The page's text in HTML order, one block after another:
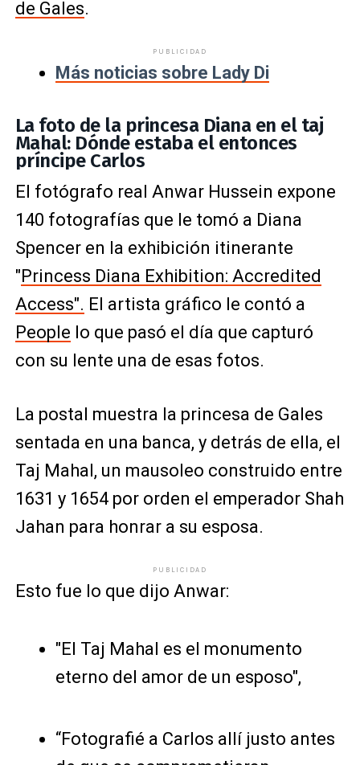
de Gales.
PUBLICIDAD
Más noticias sobre Lady Di
La foto de la princesa Diana en el taj
Mahal: Dónde estaba el entonces
príncipe Carlos
El fotógrafo real Anwar Hussein expone
140 fotografías que le tomó a Diana
Spencer en la exhibición itinerante
"Princess Diana Exhibition: Accredited
Access". El artista gráfico le contó a
People lo que pasó el día que capturó
con su lente una de esas fotos.
La postal muestra la princesa de Gales
sentada en una banca, y detrás de ella, el
Taj Mahal, un mausoleo construido entre
1631 y 1654 por orden el emperador Shah
Jahan para honrar a su esposa.
PUBLICIDAD
Esto fue lo que dijo Anwar:
"El Taj Mahal es el monumento
eterno del amor de un esposo",
“Fotografié a Carlos allí justo antes